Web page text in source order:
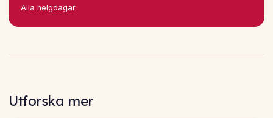
Alla helgdagar
Utforska mer